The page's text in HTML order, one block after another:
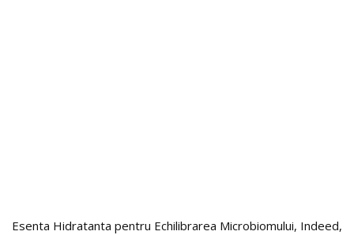
Esenta Hidratanta pentru Echilibrarea Microbiomului, Indeed,